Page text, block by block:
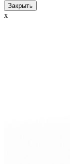
Закрыть
x